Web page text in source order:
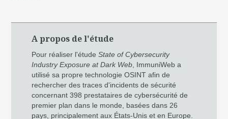
A propos de l'étude
Pour réaliser l'étudeState of Cybersecurity
Industry Exposure at Dark Web , ImmuniWeb a
utilisé sa propre technologie OSINT afin de
rechercher des traces d'incidents de sécurité
concernant 398 prestataires de cybersécurité de
premier plan dans le monde, basées dans 26
pays, principalement aux États-Unis et en Europe.